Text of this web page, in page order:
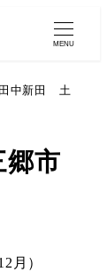
MENU
田中新田 土
郷市
月）